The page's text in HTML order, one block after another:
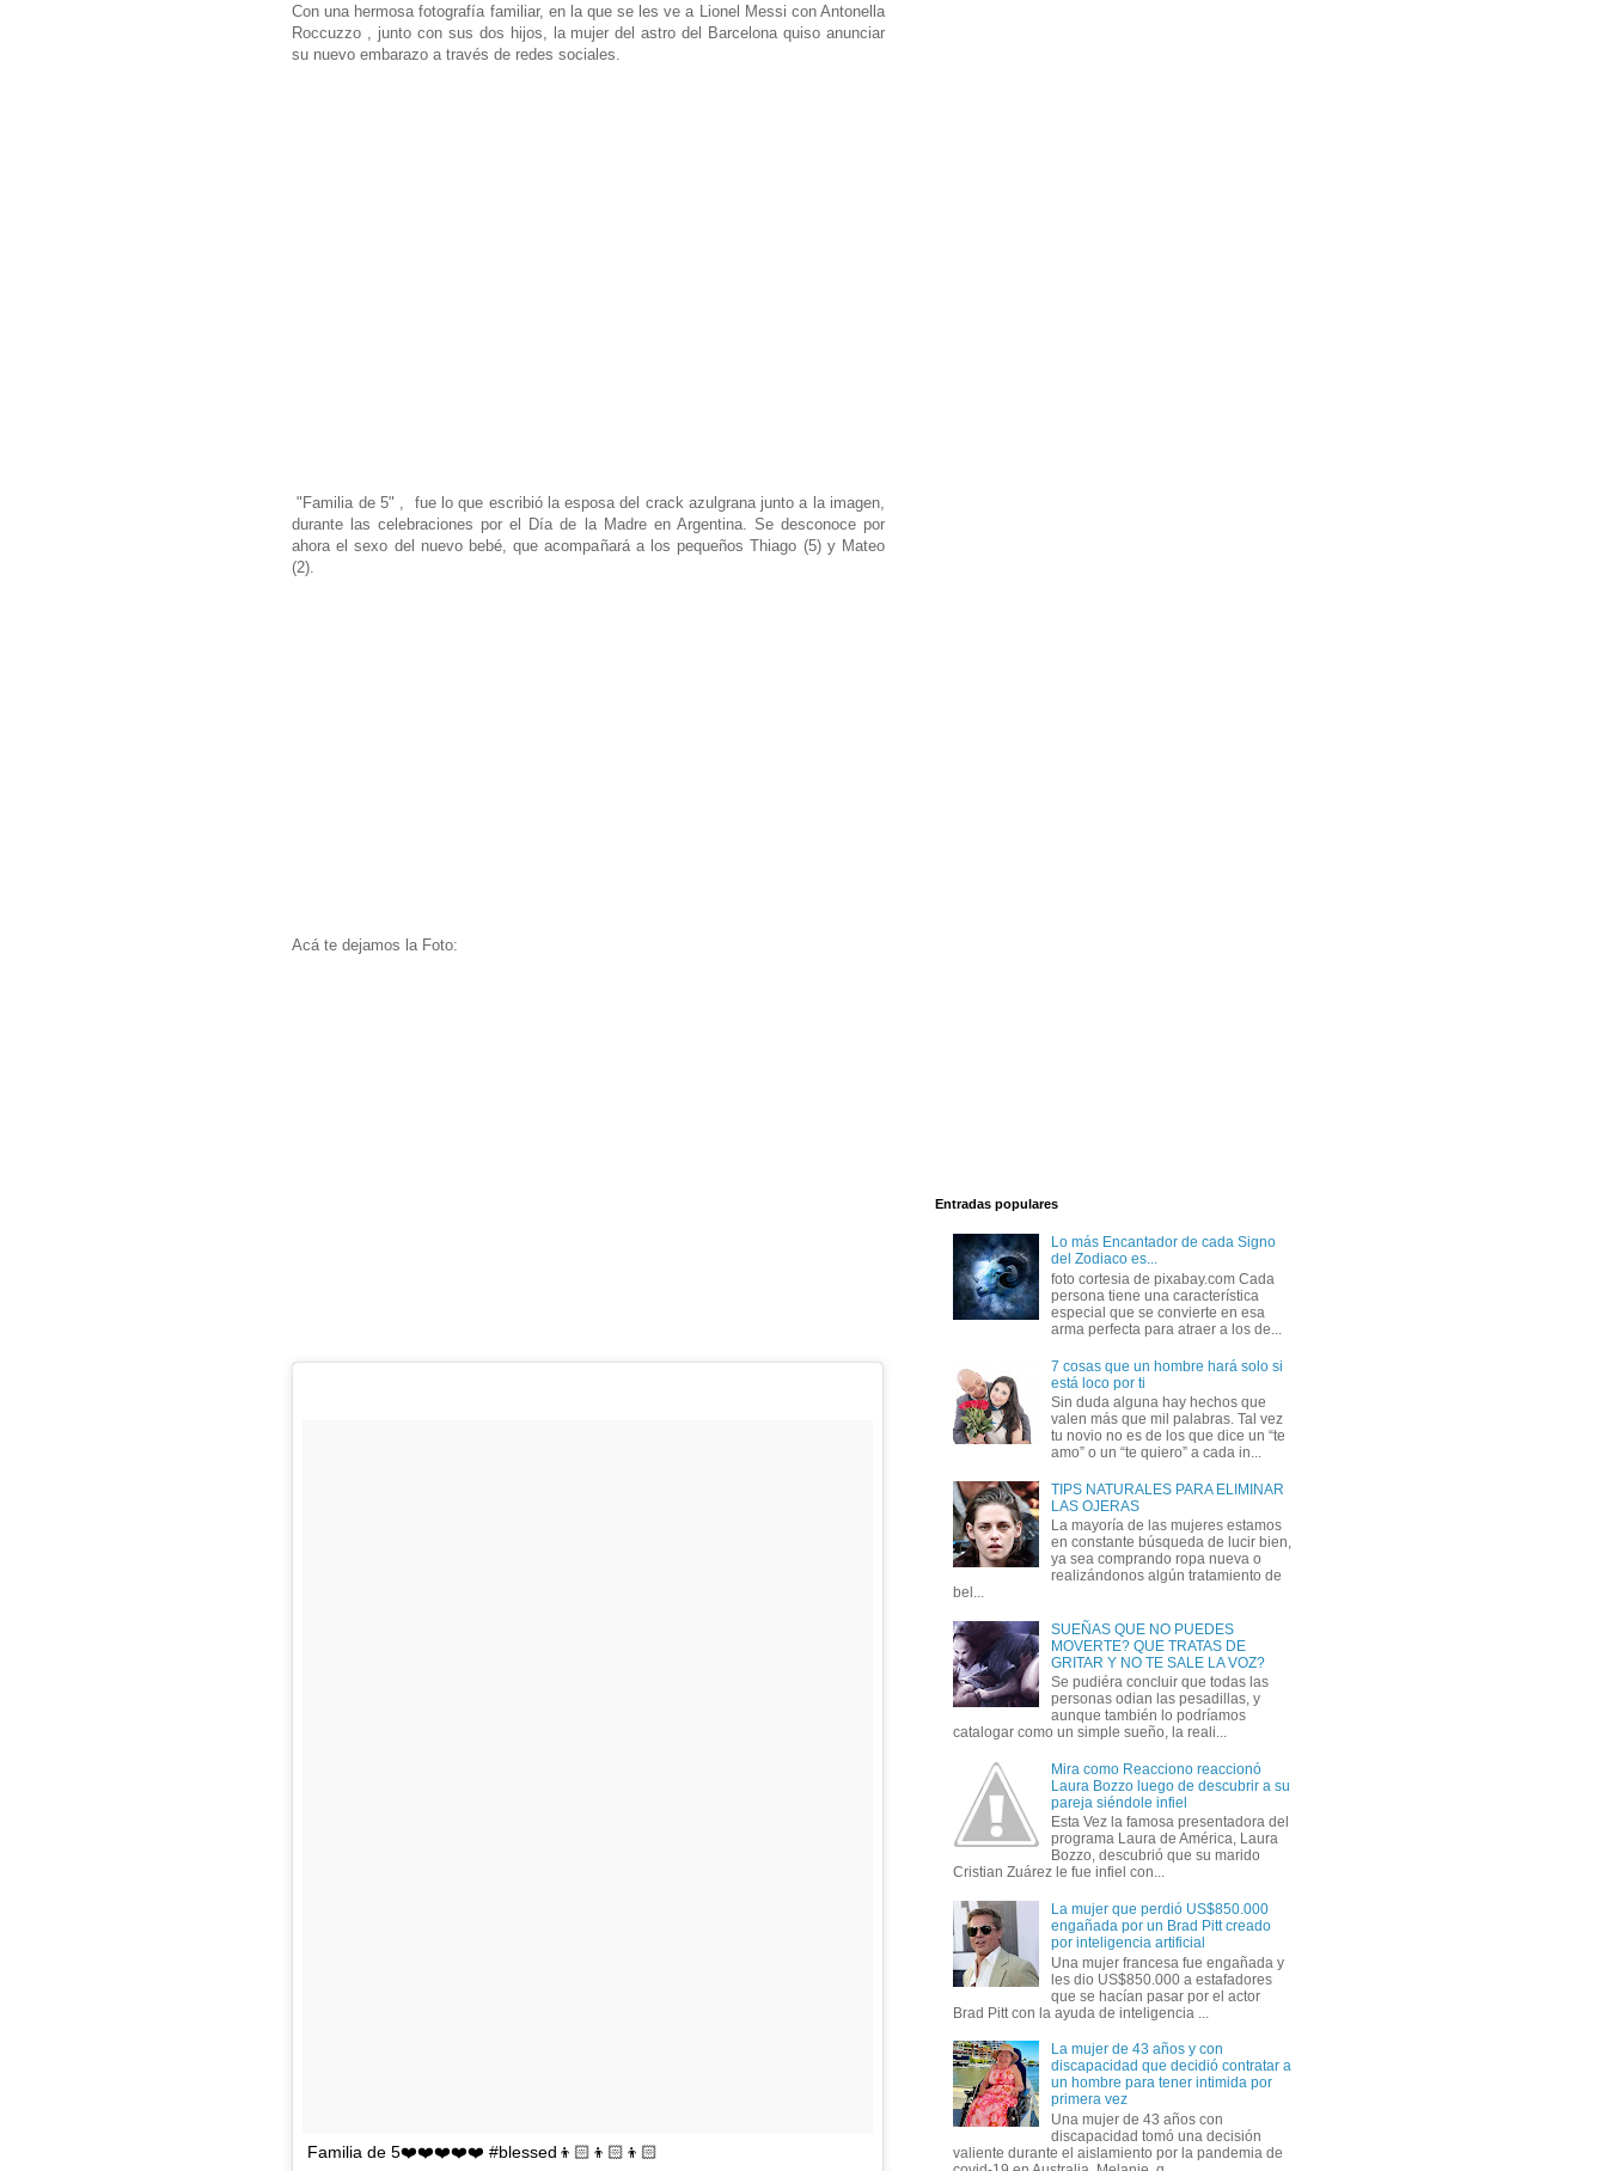
Con una hermosa fotografía familiar, en la que se les ve a Lionel Messi con Antonella
Roccuzzo , junto con sus dos hijos, la mujer del astro del Barcelona quiso anunciar
su nuevo embarazo a través de redes sociales.
"Familia de 5" , fue lo que escribió la esposa del crack azulgrana junto a la imagen,
durante las celebraciones por el Día de la Madre en Argentina. Se desconoce por
ahora el sexo del nuevo bebé, que acompañará a los pequeños Thiago (5) y Mateo
(2).
Acá te dejamos la Foto:
Familia de 5❤️❤️❤️❤️❤️ #blessed👦🏻👦🏻👦🏻
Entradas populares
Lo más Encantador de cada Signo
del Zodiaco es...
foto cortesia de pixabay.com Cada
persona tiene una característica
especial que se convierte en esa
arma perfecta para atraer a los de...
7 cosas que un hombre hará solo si
está loco por ti
Sin duda alguna hay hechos que
valen más que mil palabras. Tal vez
tu novio no es de los que dice un “te
amo” o un “te quiero” a cada in...
TIPS NATURALES PARA ELIMINAR
LAS OJERAS
La mayoría de las mujeres estamos
en constante búsqueda de lucir bien,
ya sea comprando ropa nueva o
realizándonos algún tratamiento de
bel...
SUEÑAS QUE NO PUEDES
MOVERTE? QUE TRATAS DE
GRITAR Y NO TE SALE LA VOZ?
Se pudiéra concluir que todas las
personas odian las pesadillas, y
aunque también lo podríamos
catalogar como un simple sueño, la reali...
Mira como Reacciono reaccionó
Laura Bozzo luego de descubrir a su
pareja siéndole infiel
Esta Vez la famosa presentadora del
programa Laura de América, Laura
Bozzo, descubrió que su marido
Cristian Zuárez le fue infiel con...
La mujer que perdió US$850.000
engañada por un Brad Pitt creado
por inteligencia artificial
Una mujer francesa fue engañada y
les dio US$850.000 a estafadores
que se hacían pasar por el actor
Brad Pitt con la ayuda de inteligencia ...
La mujer de 43 años y con
discapacidad que decidió contratar a
un hombre para tener intimida por
primera vez
Una mujer de 43 años con
discapacidad tomó una decisión
valiente durante el aislamiento por la pandemia de